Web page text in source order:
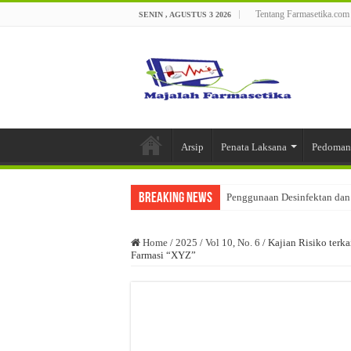
SENIN , AGUSTUS 3 2026 Tentang Farmasetika.com
Arsip Penata Laksana Pedoman
Breaking News Penggunaan Desinfektan
Saffron (Crocus sativus L):
Optimasi Formula Basis
Home / 2025 / Vol 10, No. 6 / Kajian Risiko
Farmasi “XYZ”